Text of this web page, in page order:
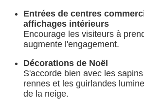
Entrées de centres
affichages intérieurs
Encourage les visiteurs à
augmente l'engagement.
Décorations de Noël
S'accorde bien avec les
rennes et les guirlandes
de la neige.